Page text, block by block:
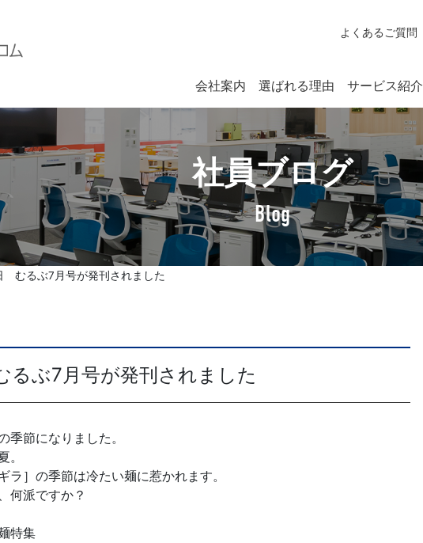
よくあるご質問
会社案内
社長挨拶 企業理念
アクセスマップ
選ばれる理由 サービス紹介
制作
ィング
システム開発
SYSTEM DEVELOPMENT
Webシステム開発
社員ブログ
Blog
むるぶ7月号が発刊されました
ぶ7月号が発刊されました
季節になりました。
。
ラ］の季節は冷たい麺に惹かれます。
何派ですか？
特集